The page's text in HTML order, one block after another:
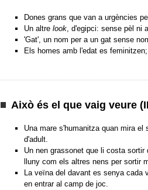
Dones grans que van a urgències
Un altrelook, d'egipci: sense pèl ni
'Gat', un nom per a un gat sense
Els homes amb l'edat es
Això és el que vaig veure
Una mare s'humanitza quan mira
d'adult.
Un nen grassonet que li costa
lluny com els altres nens per sortir
La veïna del davant es senya cada
en entrar al camp de joc.